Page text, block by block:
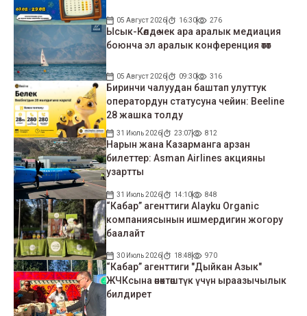
05 Август 2026 16:30 276
Ысык-Көлдө чек ара аралык медиация
боюнча эл аралык конференция өтөт
05 Август 2026 09:30 316
Биринчи чалуудан баштап улуттук
оператордун статусуна чейин: Beeline
28 жашка толду
31 Июль 2026 23:07 812
Нарын жана Казарманга арзан
билеттер: Asman Airlines акцияны
узартты
31 Июль 2026 14:10 848
“Кабар” агенттиги Alayku Organic
компаниясынын ишмердигин жогору
баалайт
30 Июль 2026 18:48 970
“Кабар” агенттиги "Дыйкан Азык"
ЖЧКсына өнөктөштүк үчүн ыраазычылык
билдирет